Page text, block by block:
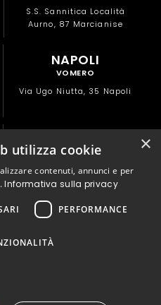
S.S. Sannitica Località
Aurno, 87 Marcianise
NAPOLI
VOMERO
Via Ugo Niutta, 35 Napoli
C.C LA CARTIERA
Via Macello, 22
Pompei
SAN GIORGIO A
CREMANO
×
utilizza cookie
contenuti, annunci e per
Informativa sulla privacy
PERFORMANCE